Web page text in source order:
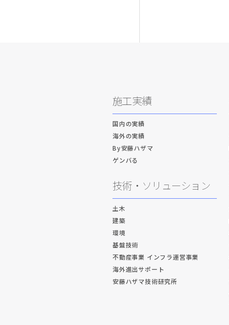
施工実績
国内の実績
海外の実績
By安藤ハザマ
ゲンバる
技術・ソリューション
土木
建築
環境
基盤技術
不動産事業 インフラ運営事業
海外進出サポート
安藤ハザマ技術研究所